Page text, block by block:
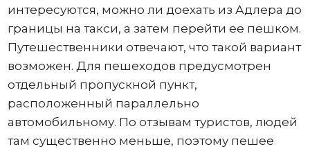
интересуются, можно ли доехать из Адлера до
границы на такси, а затем перейти ее пешком.
Путешественники отвечают, что такой вариант
возможен. Для пешеходов предусмотрен
отдельный пропускной пункт,
расположенный параллельно
автомобильному. По отзывам туристов, людей
там существенно меньше, поэтому пешее